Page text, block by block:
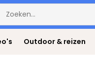
Outdoor & reizen